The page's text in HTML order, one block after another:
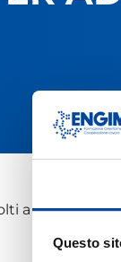
Questo
a giovani ed